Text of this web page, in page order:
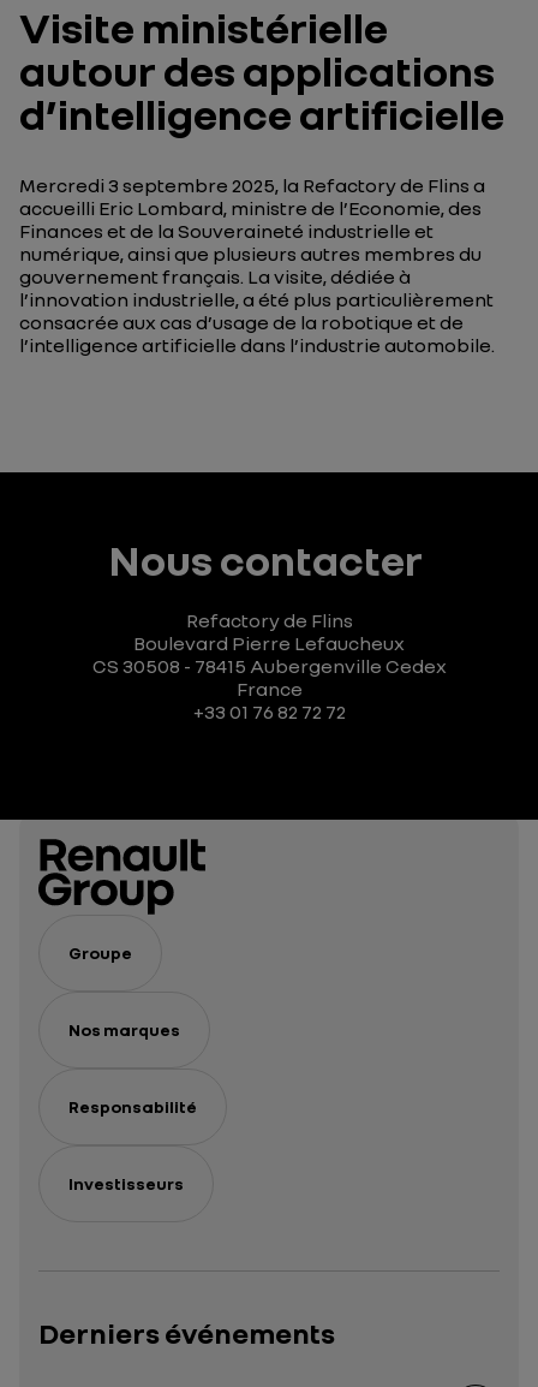
Visite ministérielle
autour des applications
d’intelligence artificielle
Mercredi 3 septembre 2025, la Refactoryde Flins a
accueilli Eric Lombard, ministre de l’Economie, des
Finances et de la Souveraineté industrielle et
numérique, ainsi que plusieurs autres membres du
gouvernementfrançais. La visite,dédiée à
l’innovation industrielle, a été plus particulièrement
consacrée aux cas d’usage de la robotique et de
l’intelligence artificielle dans l’industrie automobile.
Nous contacter
Refactory de Flins
Boulevard Pierre Lefaucheux
CS 30508 - 78415 Aubergenville Cedex
France
+33 01 76 82 72 72
Groupe
Nos marques
Responsabilité
Investisseurs
Derniers événements